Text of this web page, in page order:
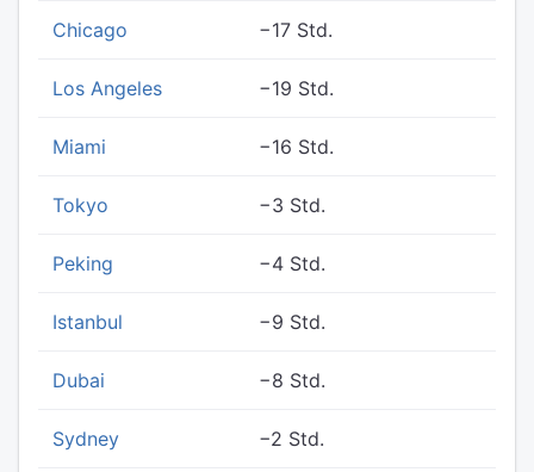
Chicago −17 Std.
Los Angeles −19 Std.
Miami −16 Std.
Tokyo −3 Std.
Peking −4 Std.
Istanbul −9 Std.
Dubai −8 Std.
Sydney −2 Std.